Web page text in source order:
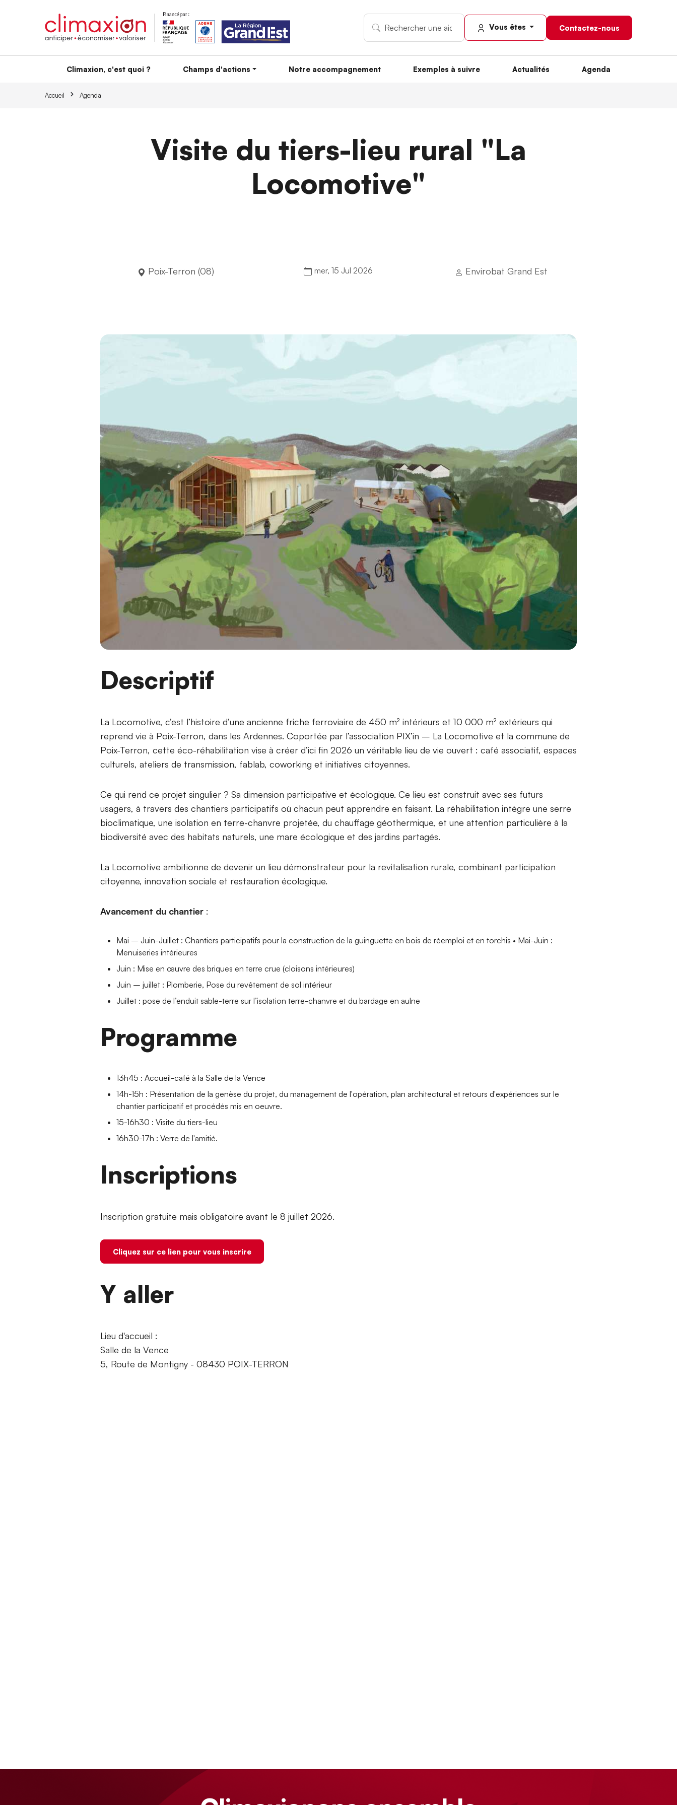
Vous êtes Contactez-nous
Climaxion, c'est quoi ? Champs d'actions Notre accompagnement Exemples à suivre Actualités Agenda
Accueil Agenda
Visite du tiers-lieu rural "La
Locomotive"
Poix-Terron (08) mer, 15 Jul 2026 Envirobat Grand Est
Descriptif
La Locomotive, c’est l’histoire d’une ancienne friche ferroviaire de 450 m² intérieurs et 10 000 m² extérieurs qui
reprend vie à Poix-Terron, dans les Ardennes. Coportée par l’association PIX’in – La Locomotive et la commune de
Poix-Terron, cette éco-réhabilitation vise à créer d’ici fin 2026 un véritable lieu de vie ouvert : café associatif, espaces
culturels, ateliers de transmission, fablab, coworking et initiatives citoyennes.
Ce qui rend ce projet singulier ? Sa dimension participative et écologique. Ce lieu est construit avec ses futurs
usagers, à travers des chantiers participatifs où chacun peut apprendre en faisant. La réhabilitation intègre une serre
bioclimatique, une isolation en terre-chanvre projetée, du chauffage géothermique, et une attention particulière à la
biodiversité avec des habitats naturels, une mare écologique et des jardins partagés.
La Locomotive ambitionne de devenir un lieu démonstrateur pour la revitalisation rurale, combinant participation
citoyenne, innovation sociale et restauration écologique.
Avancement du chantier :
Mai – Juin-Juillet : Chantiers participatifs pour la construction de la guinguette en bois de réemploi et en torchis • Mai-Juin :
Menuiseries intérieures
Juin : Mise en œuvre des briques en terre crue (cloisons intérieures)
Juin – juillet : Plomberie, Pose du revêtement de sol intérieur
Juillet : pose de l’enduit sable-terre sur l’isolation terre-chanvre et du bardage en aulne
Programme
13h45 : Accueil-café à la Salle de la Vence
14h-15h : Présentation de la genèse du projet, du management de l'opération, plan architectural et retours d'expériences sur le
chantier participatif et procédés mis en oeuvre.
15-16h30 : Visite du tiers-lieu
16h30-17h : Verre de l'amitié.
Inscriptions
Inscription gratuite mais obligatoire avant le 8 juillet 2026.
Cliquez sur ce lien pour vous inscrire
Y aller
Lieu d'accueil :
Salle de la Vence
5, Route de Montigny - 08430 POIX-TERRON